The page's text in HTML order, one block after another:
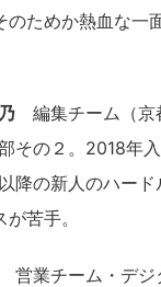
のためか熱血な一
編集チーム（京
その２。2018年
降の新人のハー
苦手。
営業チーム・デジ